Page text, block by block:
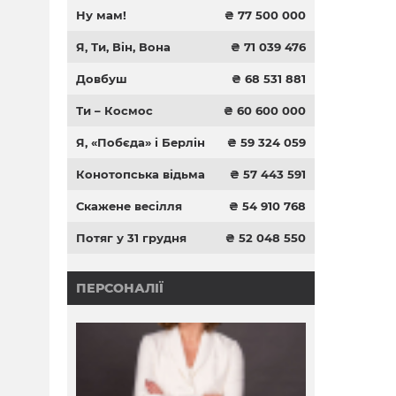
Ну мам! ₴ 77 500 000
Я, Ти, Він, Вона ₴ 71 039 476
Довбуш ₴ 68 531 881
Ти – Космос ₴ 60 600 000
Я, «Побєда» і Берлін ₴ 59 324 059
Конотопська відьма ₴ 57 443 591
Скажене весілля ₴ 54 910 768
Потяг у 31 грудня ₴ 52 048 550
ПЕРСОНАЛІЇ